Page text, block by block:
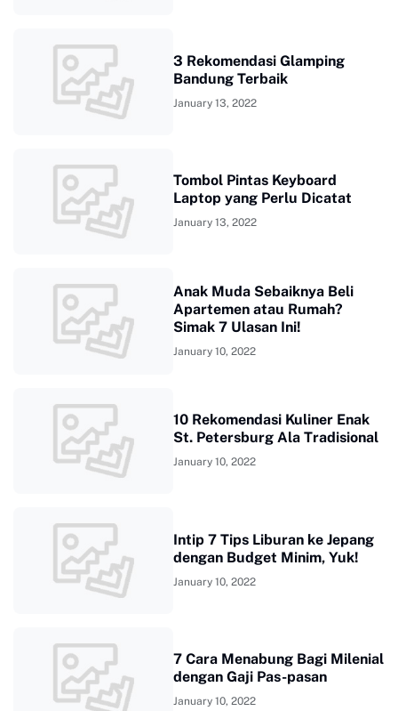
3 Rekomendasi Glamping
Bandung Terbaik
January 13, 2022
Tombol Pintas Keyboard
Laptop yang Perlu Dicatat
January 13, 2022
Anak Muda Sebaiknya Beli
Apartemen atau Rumah?
Simak 7 Ulasan Ini!
January 10, 2022
10 Rekomendasi Kuliner Enak
St. Petersburg Ala Tradisional
January 10, 2022
Intip 7 Tips Liburan ke Jepang
dengan Budget Minim, Yuk!
January 10, 2022
7 Cara Menabung Bagi Milenial
dengan Gaji Pas-pasan
January 10, 2022